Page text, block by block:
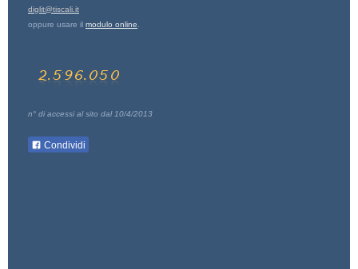
diglit@tiscali.it
oppure usare il modulo online
n° di accessi al sito dal 10/4/2013
Condividi